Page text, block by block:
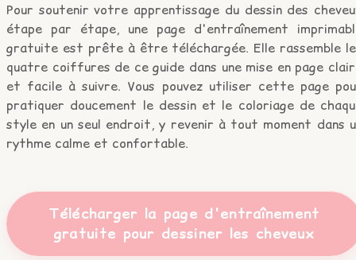
Pour soutenir votre apprentissage du dessin des
étape par étape, une page d'entraînement
gratuite est prête à être téléchargée. Elle rassemble
quatre coiffures de ce guide dans une mise en page
et facile à suivre. Vous pouvez utiliser cette page
pratiquer doucement le dessin et le coloriage de
style en un seul endroit, y revenir à tout moment dans
rythme calme et confortable.
Télécharger la page d'entraînement
gratuite pour dessiner les cheveux